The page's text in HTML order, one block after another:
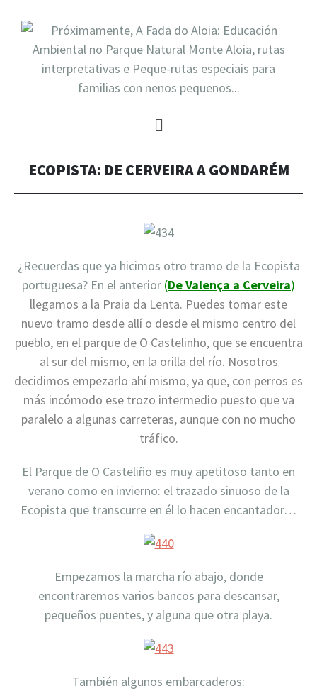
ECOPISTA: DE CERVEIRA A GONDARÉM
¿Recuerdas que ya hicimos otro tramo de la Ecopista
portuguesa? En el anterior (De Valença a Cerveira)
llegamos a la Praia da Lenta. Puedes tomar este
nuevo tramo desde allí o desde el mismo centro del
pueblo, en el parque de O Castelinho, que se encuentra
al sur del mismo, en la orilla del río. Nosotros
decidimos empezarlo ahí mismo, ya que, con perros es
más incómodo ese trozo intermedio puesto que va
paralelo a algunas carreteras, aunque con no mucho
tráfico.
El Parque de O Casteliño es muy apetitoso tanto en
verano como en invierno: el trazado sinuoso de la
Ecopista que transcurre en él lo hacen encantador…
Empezamos la marcha río abajo, donde
encontraremos varios bancos para descansar,
pequeños puentes, y alguna que otra playa.
También algunos embarcaderos: